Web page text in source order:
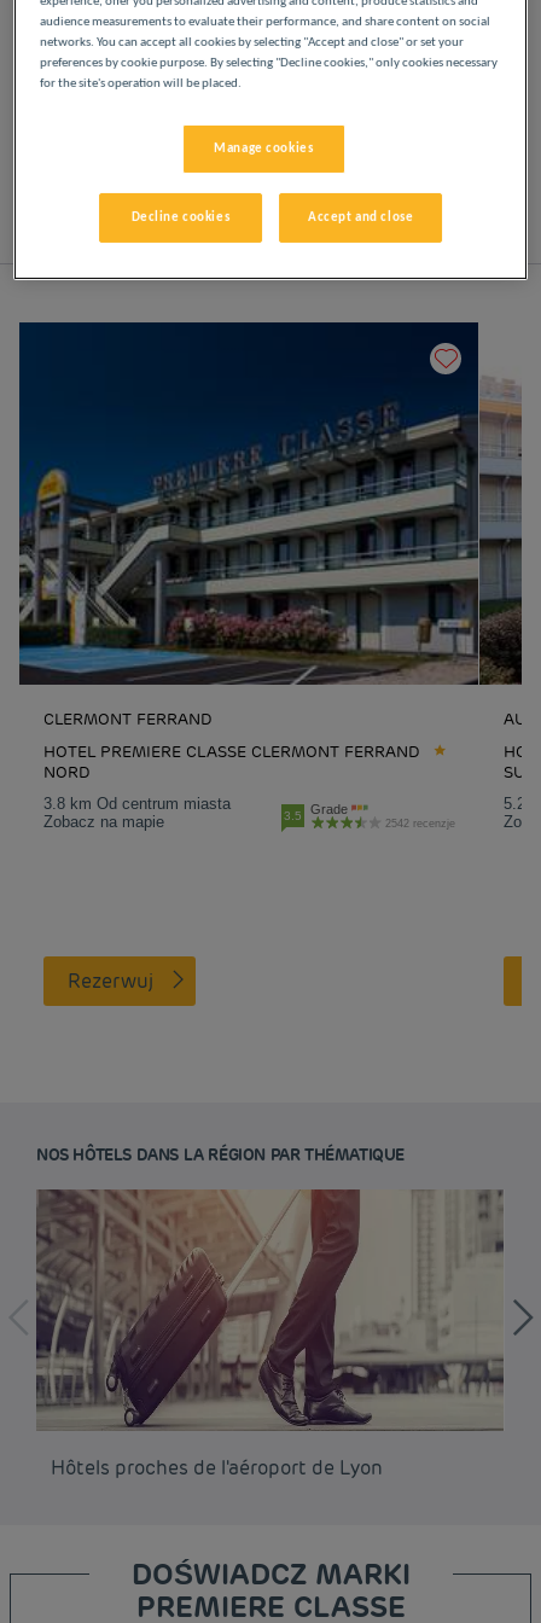
Odpręż się w naszych hotelach Première Classe w
Clermont-Ferrand. Od chwili przyjazdu odkryjesz
przyjazne i wygodne. Jasne, nowoczesne
przestrzenie. Wszystko, czego potrzebujesz, aby
dobrze się wyspać w niskiej cenie.
Lista Mapa
CLERMONT FERRAND
HOTEL PREMIERE CLASSE CLERMONT FERRAND
NORD
3.8 km Od centrum miasta
Zobacz na mapie
3.5 Grade
2542 recenzje
Rezerwuj
5.2
NOS HÔTELS DANS LA RÉGION PAR THÉMATIQUE
Hôtels proches de l'aéroport de Lyon
DOŚWIADCZ MARKI
PREMIERE CLASSE
audience measurements to evaluate their performance, and share content on social
networks. You can accept all cookies by selecting "Accept and close" or set your
preferences by cookie purpose. By selecting "Decline cookies," only cookies necessary
for the site's operation will be placed.
Manage cookies
Decline cookies Accept and close